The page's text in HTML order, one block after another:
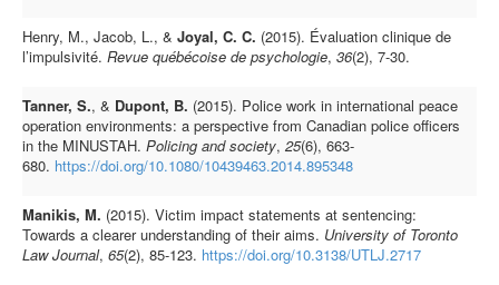
Henry, M., Jacob, L., & Joyal, C. C. (2015). Évaluation clinique de
l’impulsivité. Revue québécoise de psychologie, 36(2), 7-30.
Tanner, S., & Dupont, B. (2015). Police work in international peace
operation environments: a perspective from Canadian police officers
in the MINUSTAH. Policing and society, 25(6), 663-
680. https://doi.org/10.1080/10439463.2014.895348
Manikis, M. (2015). Victim impact statements at sentencing:
Towards a clearer understanding of their aims. University of Toronto
Law Journal, 65(2), 85-123. https://doi.org/10.3138/UTLJ.2717